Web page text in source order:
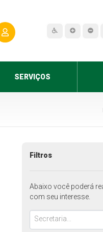
SERVIÇOS
Filtros
Abaixo você poderá
com seu interesse.
Secretaria...